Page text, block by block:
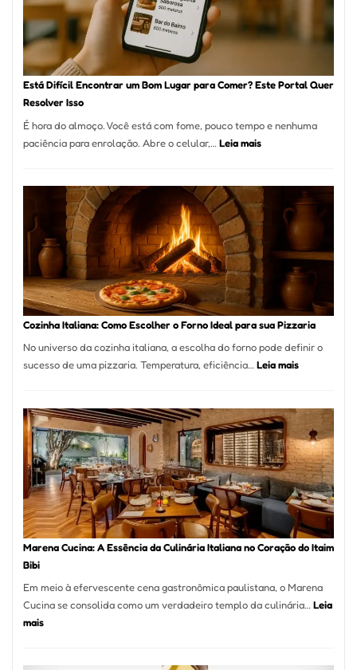
reservar
Paulo
Está Difícil Encontrar um Bom Lugar para Comer? Este Portal Quer
Resolver Isso
É hora do almoço. Você está com fome, pouco tempo e nenhuma
paciência para enrolação. Abre o celular,… Leia mais:
Encontrar
um
Bom
Lugar
para
Comer?
Este
Portal
Resolver
Isso
Cozinha Italiana: Como Escolher o Forno Ideal para sua Pizzaria
No universo da cozinha italiana, a escolha do forno pode definir o
sucesso de uma pizzaria. Temperatura, eficiência…Leia mais:
Como
Escolher
o
Forno
Ideal
para
sua
Pizzaria
Marena Cucina: A Essência da Culinária Italiana no Coração do Itaim
Bibi
Em meio à efervescente cena gastronômica paulistana, o Marena
Cucina se consolida como um verdadeiro templo da culinária… Leia
mais: